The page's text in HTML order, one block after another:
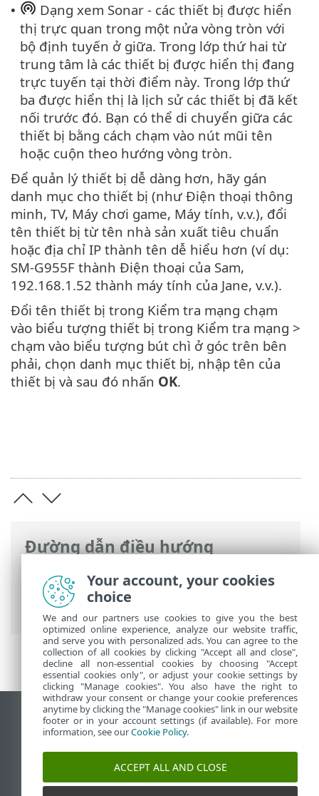
Đường dẫn điều hướng
Trợ giúp trực tuyến của ESET> ESET
Mobile Security>
Làm việc với ESET
Mobile Security > Kiểm tra mạng
•
Dạng xem Sonar - các thiết bị được hiển
thị trực quan trong một nửa vòng tròn với
bộ định tuyến ở giữa. Trong lớp thứ hai từ
trung tâm là các thiết bị được hiển thị đang
trực tuyến tại thời điểm này. Trong lớp thứ
ba được hiển thị là lịch sử các thiết bị đã kết
nối trước đó. Bạn có thể di chuyển giữa các
thiết bị bằng cách chạm vào nút mũi tên
hoặc cuộn theo hướng vòng tròn.
Để quản lý thiết bị dễ dàng hơn, hãy gán
danh mục cho thiết bị (như Điện thoại thông
minh, TV, Máy chơi game, Máy tính, v.v.), đổi
tên thiết bị từ tên nhà sản xuất tiêu chuẩn
hoặc địa chỉ IP thành tên dễ hiểu hơn (ví dụ:
SM-G955F thành Điện thoại của Sam,
192.168.1.52 thành máy tính của Jane, v.v.).
Đổi tên thiết bị trong Kiểm tra mạng chạm
vào biểu tượng thiết bị trong Kiểm tra mạng >
chạm vào biểu tượng bút chì ở góc trên bên
phải, chọn danh mục thiết bị, nhập tên của
thiết bị và sau đó nhấn OK.
Xem trang web trên máy tính để bàn
End of Life
Cơ sở kiến thức của ESET
Your account, your cookies
choice
We and our partners use cookies to give you the best
optimized online experience, analyze our website traffic,
and serve you with personalized ads. You can agree to the
collection of all cookies by clicking "Accept all and close",
decline all non-essential cookies by choosing "Accept
essential cookies only", or adjust your cookie settings by
clicking "Manage cookies". You also have the right to
withdraw your consent or change your cookie preferences
anytime by clicking the "Manage cookies" link in our website
footer or in your account settings (if available). For more
information, see ourCookie Policy.
ACCEPT ALL AND CLOSE